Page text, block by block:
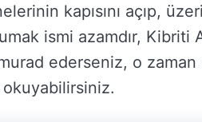
kapısını açıp,
ismi azamdır, Kibriti
ederseniz, o zaman